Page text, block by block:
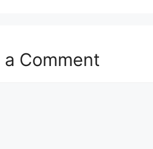
a Comment